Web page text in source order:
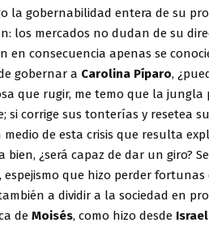
la gobernabilidad entera de su
los mercados no dudan de su
en consecuencia apenas se
gobernar a Carolina Píparo,
que rugir, me temo que la jungla
si corrige sus tonterías y resetea
de esta crisis que resulta
bien, ¿será capaz de dar un giro?
espejismo que hizo perder
a dividir a la sociedad en
de Moisés, como hizo desde Israel